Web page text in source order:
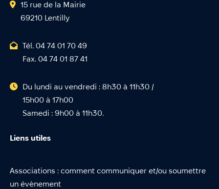
15 rue de la Mairie
69210 Lentilly
Tél. 04 74 01 70 49
Fax. 04 74 01 87 41
Du lundi au vendredi : 8h30 à 11h30 /
15h00 à 17h00
Samedi : 9h00 à 11h30.
Liens utiles
Associations : comment communiquer et/ou soumettre
un évènement